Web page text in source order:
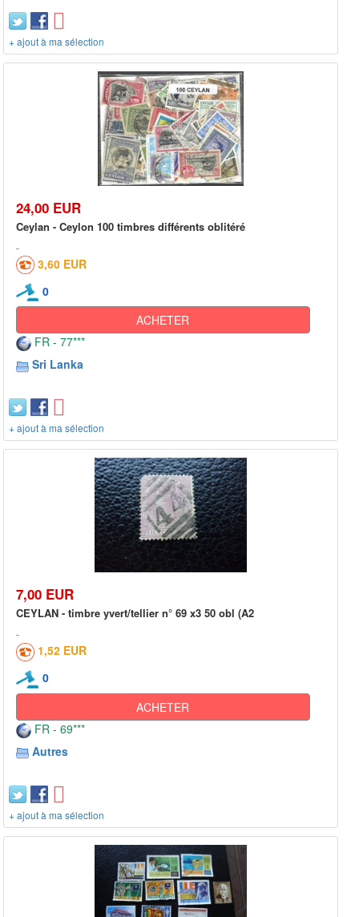
+ ajout à ma sélection
24,00 EUR
Ceylan - Ceylon 100 timbres différents oblitéré
3,60 EUR
0
ACHETER
FR - 77***
Sri Lanka
+ ajout à ma sélection
7,00 EUR
CEYLAN - timbre yvert/tellier n° 69 x3 50 obl (A2
1,52 EUR
0
ACHETER
FR - 69***
Autres
+ ajout à ma sélection